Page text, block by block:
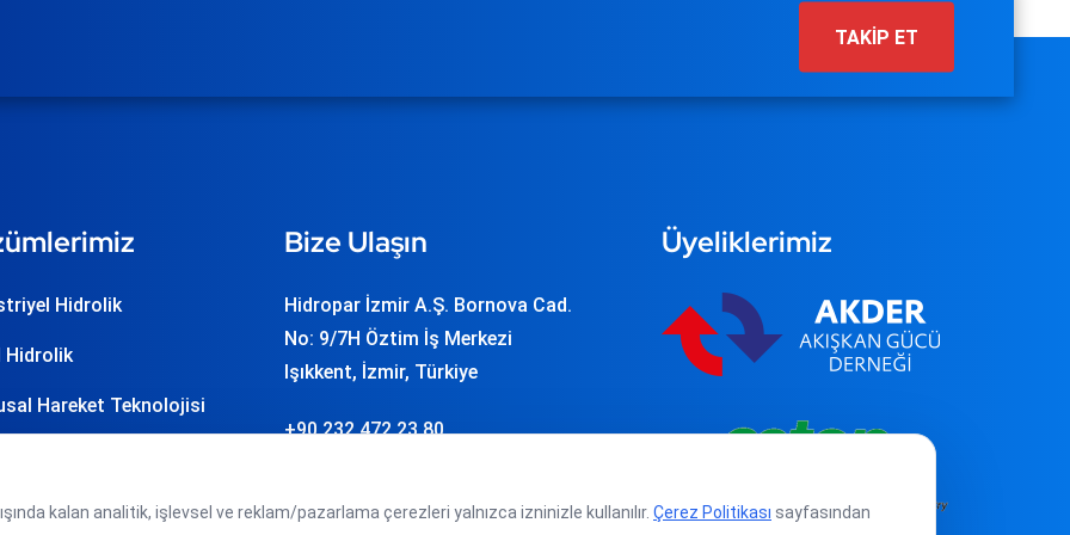
TAKİP ET
Hidrolik
Hidrolik
Hareket Teknolojisi
ve Yazılım
Bize Ulaşın
Hidropar İzmir A.Ş. Bornova Cad.
No: 9/7H Öztim İş Merkezi
Işıkkent, İzmir, Türkiye
+90 232 472 23 80
Üyeliklerimiz
kalan analitik, işlevsel ve reklam/pazarlama çerezleri yalnızca izninizle kullanılır. Çerez Politikası sayfasından